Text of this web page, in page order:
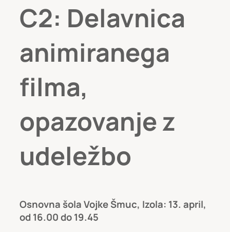
C2: Delavnica
animiranega
filma,
opazovanje z
udeležbo
Osnovna šola Vojke Šmuc, Izola: 13. april,
od 16.00 do 19.45